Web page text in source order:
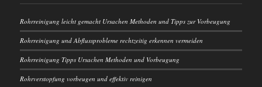
Rohrreinigung leicht gemacht Ursachen Methoden und Tipps zur Vorbeugung
Rohrreinigung und Abflussprobleme rechtzeitig erkennen vermeiden
Rohrreinigung Tipps Ursachen Methoden und Vorbeugung
Rohrverstopfung vorbeugen und effektiv reinigen